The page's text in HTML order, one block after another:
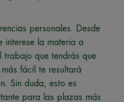
personales. Desde
interese la materia a
trabajo que tendrás que
fácil te resultará
Sin duda, esto es
para las plazas más